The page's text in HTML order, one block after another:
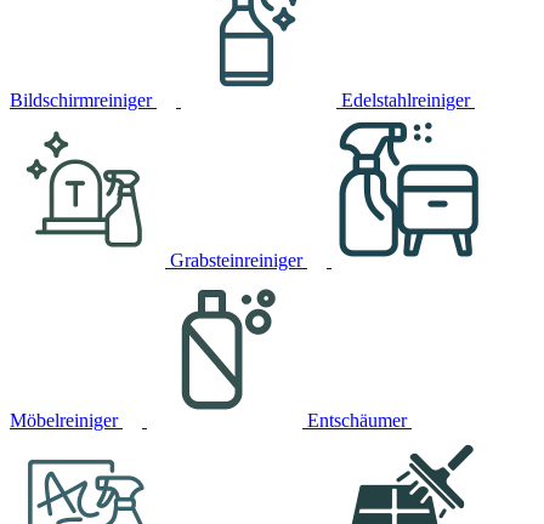
Bildschirmreiniger Edelstahlreiniger
Grabsteinreiniger
Möbelreiniger Entschäumer